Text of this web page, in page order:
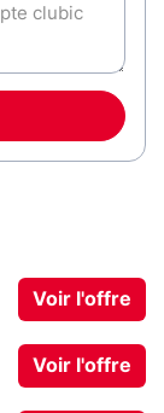
Voir l'offre
Voir l'offre